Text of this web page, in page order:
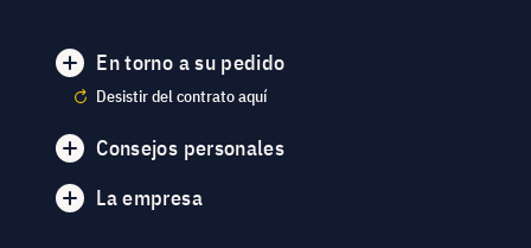
En torno a su pedido
Desistir del contrato aquí
Consejos personales
La empresa